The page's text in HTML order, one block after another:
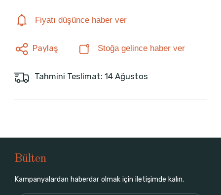
Fiyatı düşünce haber ver
Paylaş Stoğa gelince haber ver
Tahmini Teslimat: 14 Ağustos
Bülten
Kampanyalardan haberdar olmak için iletişimde kalın.